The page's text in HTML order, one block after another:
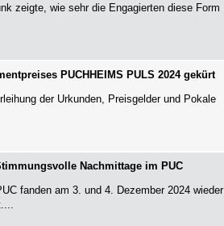
zeigte, wie sehr die Engagierten diese Form
PUCHHEIMS PULS 2024 gekürt
der Urkunden, Preisgelder und Pokale
Nachmittage im PUC
fanden am 3. und 4. Dezember 2024 wieder